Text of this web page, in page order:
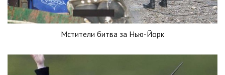
Мстители битва за Нью-Йорк